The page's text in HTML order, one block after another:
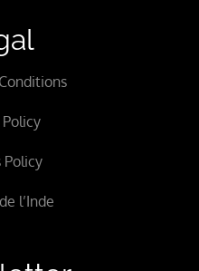
Policy
l’Inde